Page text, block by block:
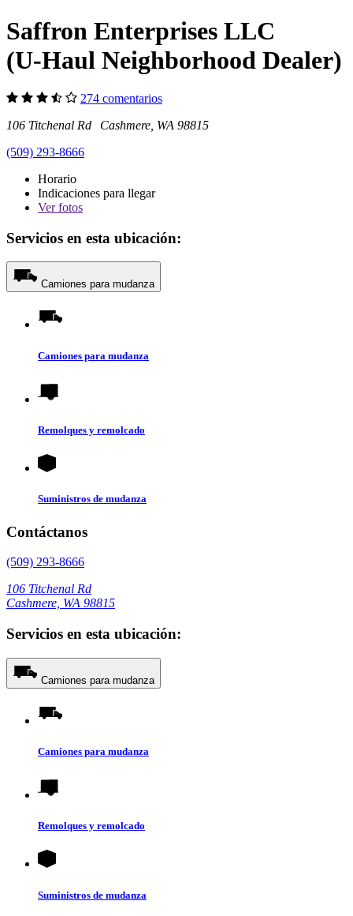
Saffron Enterprises LLC
(U-Haul Neighborhood Dealer)
274 comentarios
106 Titchenal Rd Cashmere, WA 98815
(509) 293-8666
Horario
Indicaciones para llegar
Verfotos
Servicios en esta ubicación:
Camiones para mudanza
Camiones para mudanza
Remolques y remolcado
Suministros de mudanza
Contáctanos
(509) 293-8666
106 Titchenal Rd
Cashmere, WA 98815
Servicios en esta ubicación:
Camiones para mudanza
Camiones para mudanza
Remolques y remolcado
Suministros de mudanza